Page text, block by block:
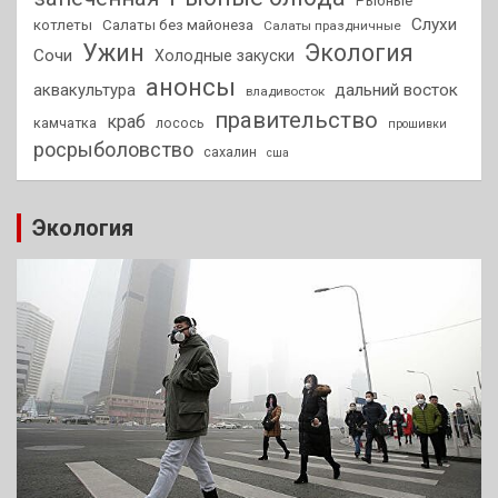
котлеты
Салаты без майонеза Салаты праздничные
Слухи
Сочи
Ужин Холодные закуски Экология
аквакультура анонсы владивосток дальний восток
камчатка краб лосось правительство прошивки
росрыболовство сахалин сша
Экология